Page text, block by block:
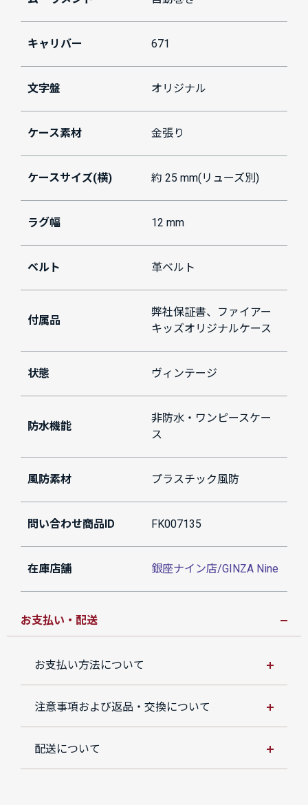
キャリバー 671
文字盤 オリジナル
ケース素材 金張り
ケースサイズ(横) 約 25 mm(リューズ別)
ラグ幅 12 mm
ベルト 革ベルト
付属品
弊社保証書、ファイアー
キッズオリジナルケース
状態 ヴィンテージ
防水機能
非防水・ワンピースケー
ス
風防素材 プラスチック風防
問い合わせ商品ID FK007135
在庫店舗 銀座ナイン店/GINZA Nine
お支払い・配送
お支払い方法について
注意事項および返品・交換について
配送について